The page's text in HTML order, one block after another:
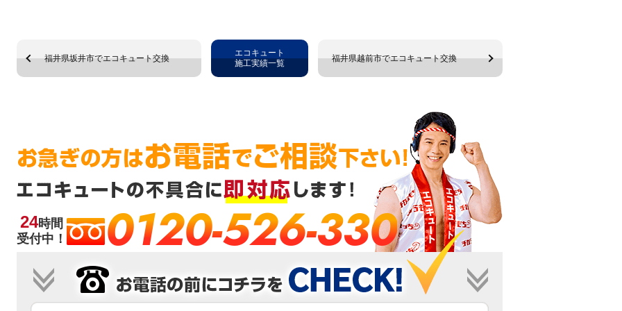
福井県坂井市でエコキュート交換 福井県越前市でエコキュート交換
エコキュート
施工実績一覧
24時間
受付中！
0120-526-330